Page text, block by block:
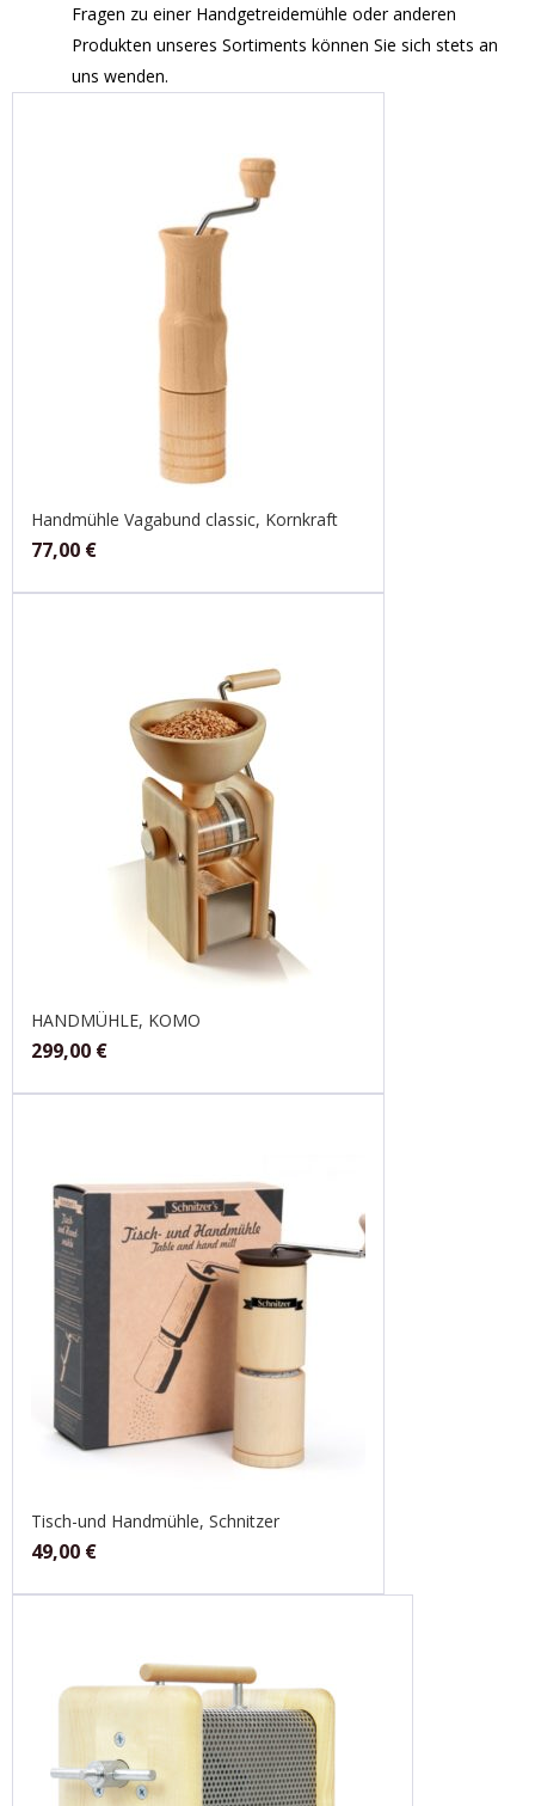
Fragen zu einer Handgetreidemühle oder anderen
Produkten unseres Sortiments können Sie sich stets an
uns wenden.
Handmühle Vagabund classic, Kornkraft
77,00 €
HANDMÜHLE, KOMO
299,00 €
Tisch-und Handmühle, Schnitzer
49,00 €